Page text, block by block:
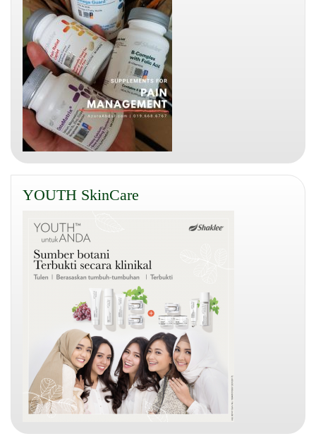
YOUTH SkinCare